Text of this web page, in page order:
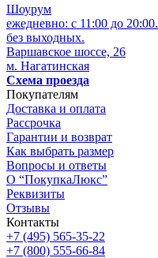
Шоурум
ежедневно: с 11:00 до 20:00.
без выходных.
Варшавское шоссе, 26
м. Нагатинская
Схема проезда
Покупателям
Доставка и оплата
Рассрочка
Гарантии и возврат
Как выбрать размер
Вопросы и ответы
О “ПокупкаЛюкс”
Реквизиты
Отзывы
Контакты
+7 (495) 565-35-22
+7 (800) 555-66-84